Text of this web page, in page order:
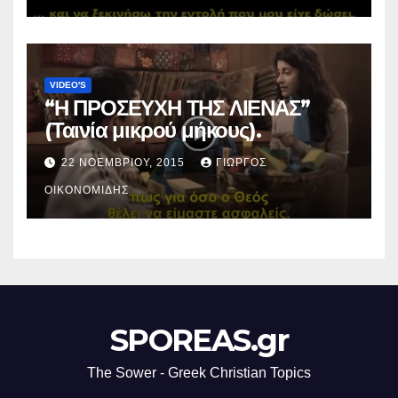
VIDEO'S
“Η ΠΡΟΣΕΥΧΗ ΤΗΣ ΛΙΕΝΑΣ”
(Ταινία μικρού μήκους).
22 ΝΟΕΜΒΡΊΟΥ, 2015 ΓΙΏΡΓΟΣ
ΟΙΚΟΝΟΜΊΔΗΣ
SPOREAS.gr
The Sower - Greek Christian Topics